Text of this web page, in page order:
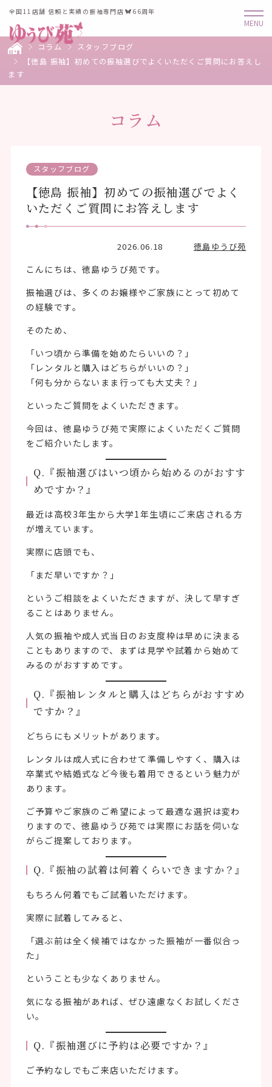
全国11店舗 信頼と実績の振袖専門店 66周年
コラム
スタッフブログ
【徳島 振袖】初めての振袖選びでよくいただくご質問にお答えし
ます
コラム
スタッフブログ
【徳島 振袖】初めての振袖選びでよく
いただくご質問にお答えします
2026.06.18 徳島ゆうび苑
こんにちは、徳島ゆうび苑です。
振袖選びは、多くのお嬢様やご家族にとって初めて
の経験です。
そのため、
「いつ頃から準備を始めたらいいの？」
「レンタルと購入はどちらがいいの？」
「何も分からないまま行っても大丈夫？」
といったご質問をよくいただきます。
今回は、徳島ゆうび苑で実際によくいただくご質問
をご紹介いたします。
Q.『振袖選びはいつ頃から始めるのがおすす
めですか？』
最近は高校3年生から大学1年生頃にご来店される方
が増えています。
実際に店頭でも、
「まだ早いですか？」
というご相談をよくいただきますが、決して早すぎ
ることはありません。
人気の振袖や成人式当日のお支度枠は早めに決まる
こともありますので、まずは見学や試着から始めて
みるのがおすすめです。
Q.『振袖レンタルと購入はどちらがおすすめ
ですか？』
どちらにもメリットがあります。
レンタルは成人式に合わせて準備しやすく、購入は
卒業式や結婚式など今後も着用できるという魅力が
あります。
ご予算やご家族のご希望によって最適な選択は変わ
りますので、徳島ゆうび苑では実際にお話を伺いな
がらご提案しております。
Q.『振袖の試着は何着くらいできますか？』
もちろん何着でもご試着いただけます。
実際に試着してみると、
「選ぶ前は全く候補ではなかった振袖が一番似合っ
た」
ということも少なくありません。
気になる振袖があれば、ぜひ遠慮なくお試しくださ
い。
Q.『振袖選びに予約は必要ですか？』
ご予約なしでもご来店いただけます。